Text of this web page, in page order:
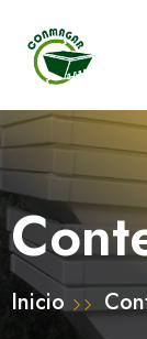
Inicio